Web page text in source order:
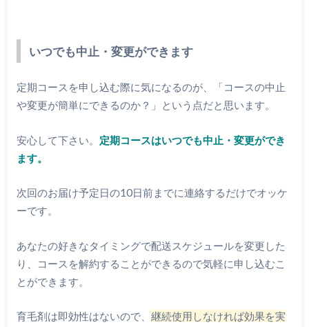
いつでも中止・変更ができます
定期コースを申し込む際に気になるのが、「コースの中止
や変更が簡単にできるのか？」という点だと思います。
安心して下さい。 定期コースはいつでも中止・変更ができ
ます。
次回のお届け予定日の10日前までに連絡するだけでオッケ
ーです。
あなたの好きなタイミングで配送スケジュールを変更した
り、コースを解約することができるので気軽に申し込むこ
とができます。
育毛剤は即効性はないので、 継続使用しなければ効果を実